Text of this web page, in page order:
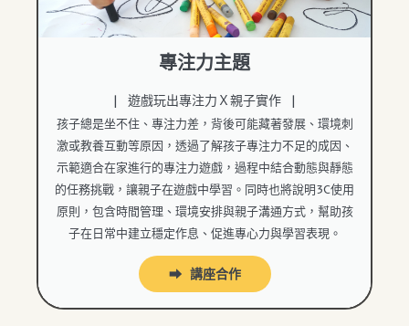
專注力主題
| 遊戲玩出專注力Ｘ親子實作 |
孩子總是坐不住、專注力差，背後可能藏著發展、環境刺
激或教養互動等原因，透過了解孩子專注力不足的成因、
示範適合在家進行的專注力遊戲，過程中結合動態與靜態
的任務挑戰，讓親子在遊戲中學習。同時也將說明3C使用
原則，包含時間管理、環境安排與親子溝通方式，幫助孩
子在日常中建立穩定作息、促進專心力與學習表現。
⮕ 講座合作